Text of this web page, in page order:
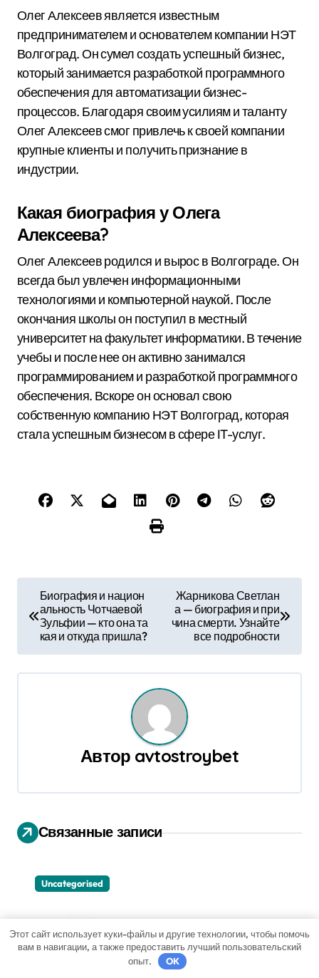
Олег Алексеев является известным
предпринимателем и основателем компании НЭТ
Волгоград. Он сумел создать успешный бизнес,
который занимается разработкой программного
обеспечения для автоматизации бизнес-
процессов. Благодаря своим усилиям и таланту
Олег Алексеев смог привлечь к своей компании
крупные клиенты и получить признание в
индустрии.
Какая биография у Олега
Алексеева?
Олег Алексеев родился и вырос в Волгограде. Он
всегда был увлечен информационными
технологиями и компьютерной наукой. После
окончания школы он поступил в местный
университет на факультет информатики. В течение
учебы и после нее он активно занимался
программированием и разработкой программного
обеспечения. Вскоре он основал свою
собственную компанию НЭТ Волгоград, которая
стала успешным бизнесом в сфере IT-услуг.
в
и
и
я
з
а
Биография и национ
альность Чотчаевой
Зульфии — кто она та
кая и откуда пришла?
Жарникова Светлан
а — биография и при
чина смерти. Узнайте
все подробности
Автор avtostroybet
Связанные записи
Uncategorised
Вейвлетная гастрономия:
Этот сайт использует куки-файлы и другие технологии, чтобы помочь
вам в навигации, а также предоставить лучший пользовательский
опыт.
OK